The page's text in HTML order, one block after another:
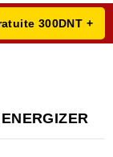
300DNT +